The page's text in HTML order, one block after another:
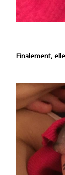
Finalement,